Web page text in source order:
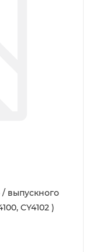
выпускного
CY4102 )